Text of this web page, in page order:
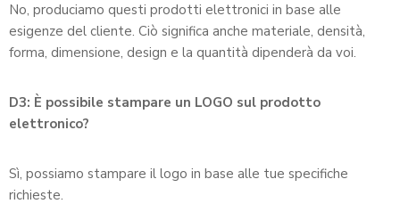
No, produciamo questi prodotti elettronici in base alle
esigenze del cliente. Ciò significa anche materiale, densità,
forma, dimensione, design e la quantità dipenderà da voi.
D3: È possibile stampare un LOGO sul prodotto
elettronico?
Sì, possiamo stampare il logo in base alle tue specifiche
richieste.